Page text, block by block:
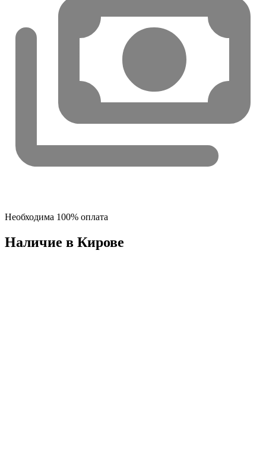
Необходима 100% оплата
Наличие в Кировe